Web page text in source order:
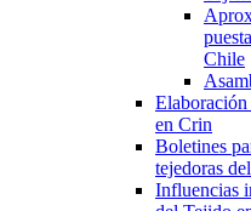
Chile
en Crin
Boletines
tejedoras
Influencias